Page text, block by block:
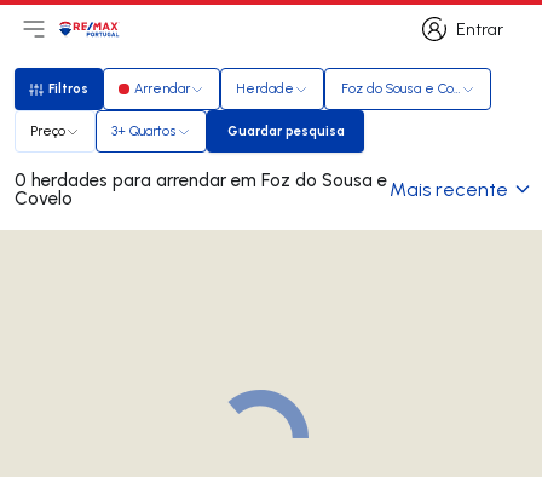
Entrar
Entrar
Abri menu principal
LogoIr para página inicial
Filtros
Filtros Arrendar Herdade Foz do Sousa e Covelo
Preço 3+ Quartos Guardar pesquisa
Guardar pesquisa
0 herdades para arrendar em Foz do Sousa e
Covelo Mais recente